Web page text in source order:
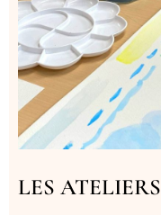
LES ATELIERS